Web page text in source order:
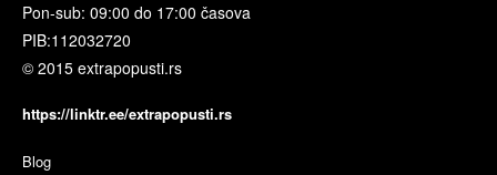
Pon-sub: 09:00 do 17:00 časova
PIB:112032720
© 2015 extrapopusti.rs
https://linktr.ee/extrapopusti.rs
Blog